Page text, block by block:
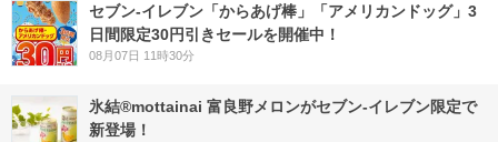
セブン‐イレブン「からあげ棒」「アメリカンドッグ」3
日間限定30円引きセールを開催中！
08月07日 11時30分
氷結®mottainai 富良野メロンがセブン‐イレブン限定で
新登場！